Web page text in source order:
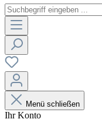
Menü schließen
Ihr Konto